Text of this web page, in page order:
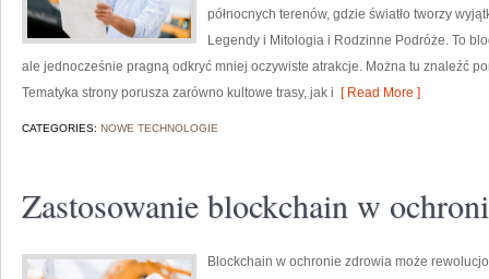
północnych terenów, gdzie światło tworzy
Legendy i Mitologia i Rodzinne Podróże. To
ale jednocześnie pragną odkryć mniej oczywiste atrakcje. Można tu znaleźć
Tematyka strony porusza zarówno kultowe trasy, jak i [ Read More ]
CATEGORIES: NOWE TECHNOLOGIE
Zastosowanie blockchain w
Blockchain w ochronie zdrowia może